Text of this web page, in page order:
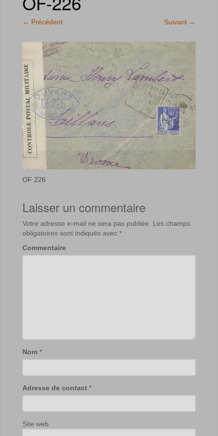
← Précédent Suivant →
OF 226
Laisser un commentaire
Votre adresse e-mail ne sera pas publiée. Les champs
obligatoires sont indiqués avec *
Commentaire
Nom *
Adresse de contact *
Site web